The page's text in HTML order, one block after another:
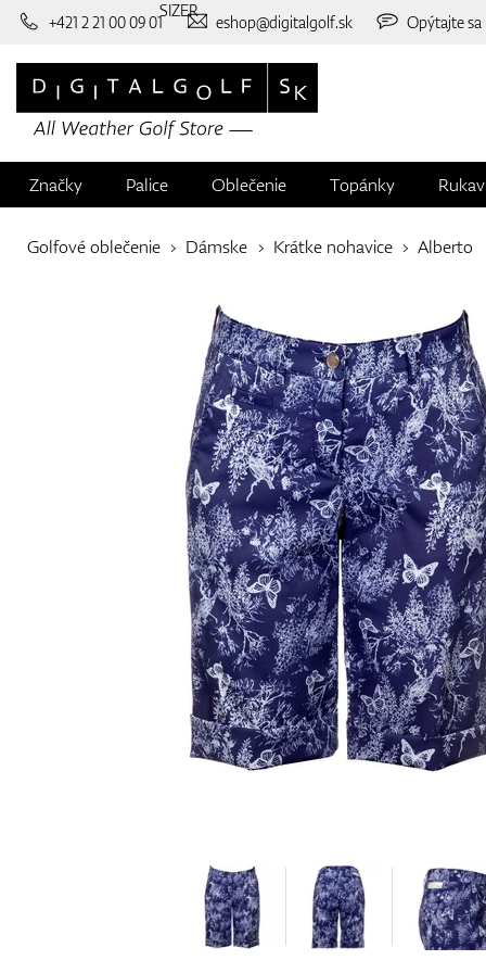
+421 2 21 00 09 01 eshop@digitalgolf.sk Opýtajte sa
Značky Palice Oblečenie Topánky
Golfové oblečenie Dámske Krátke nohavice Alberto
SIZER